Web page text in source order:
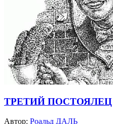
ТРЕТИЙ ПОСТОЯЛЕЦ
Автор: Роальд ДАЛЬ